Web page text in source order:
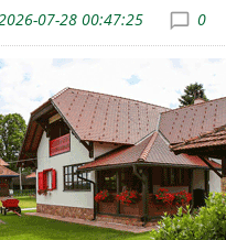
07-28 00:47:25 0